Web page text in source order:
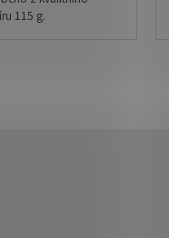
115 g.